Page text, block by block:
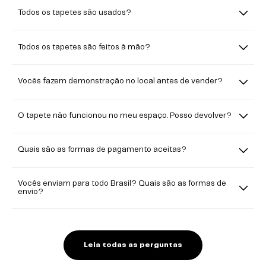
Todos os tapetes são usados?
Todos os tapetes são feitos à mão?
Vocês fazem demonstração no local antes de vender?
O tapete não funcionou no meu espaço. Posso devolver?
Quais são as formas de pagamento aceitas?
Vocês enviam para todo Brasil? Quais são as formas de
envio?
Leia todas as perguntas